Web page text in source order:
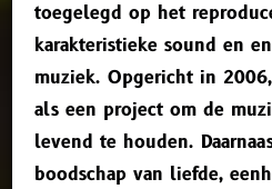
toegelegd op het
karakteristieke sound en
muziek. Opgericht in
als een project om de
levend te houden.
boodschap van liefde,